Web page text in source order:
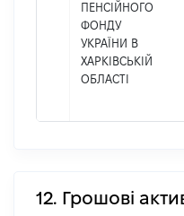
ПЕНСІЙНОГО
ФОНДУ
УКРАЇНИ В
ХАРКІВСЬКІЙ
ОБЛАСТІ
12. Грошові